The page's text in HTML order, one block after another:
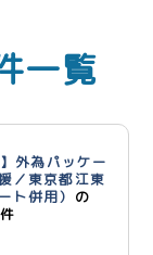
一覧
】外為パッケー
／東京都江東
ト併用） の